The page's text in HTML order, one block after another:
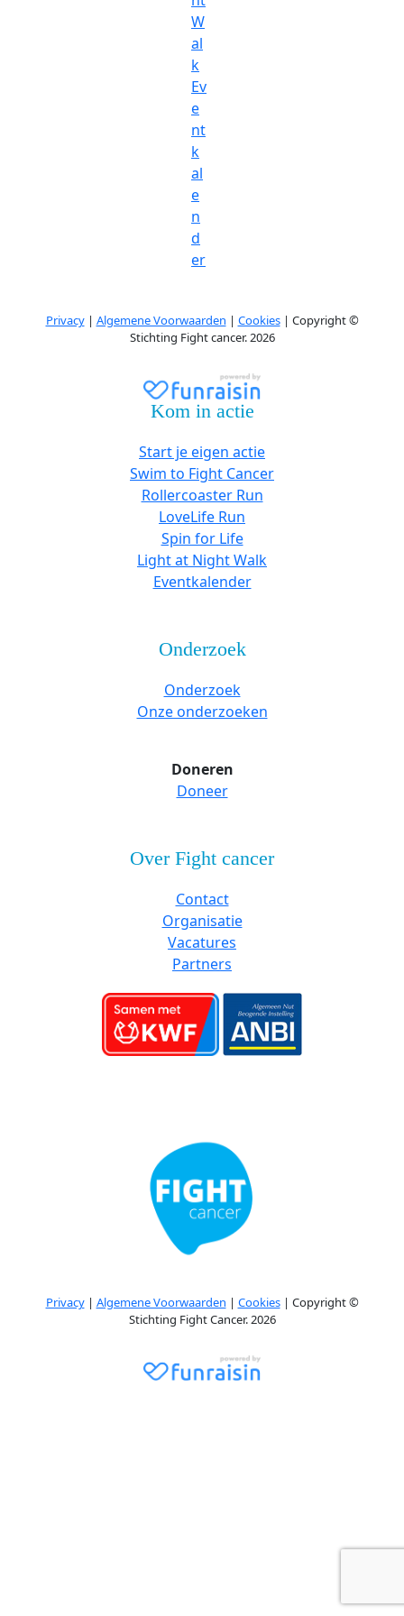
W
al
k
Ev
e
nt
k
al
e
n
d
er
Privacy| Algemene Voorwaarden | Cookies| Copyright ©
Stichting Fight cancer. 2026
Kom in actie
Start je eigen actie
Swim to Fight Cancer
Rollercoaster Run
LoveLife Run
Spin for Life
Light at Night Walk
Eventkalender
Onderzoek
Onderzoek
Onze onderzoeken
Doneren
Doneer
Over Fight cancer
Contact
Organisatie
Vacatures
Partners
Privacy| Algemene Voorwaarden | Cookies| Copyright ©
Stichting Fight Cancer. 2026